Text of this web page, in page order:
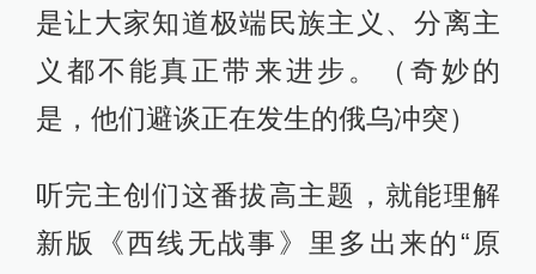
是让大家知道极端民族主义、分离主
义都不能真正带来进步。（奇妙的
是，他们避谈正在发生的俄乌冲突）
听完主创们这番拔高主题，就能理解
新版《西线无战事》里多出来的“原